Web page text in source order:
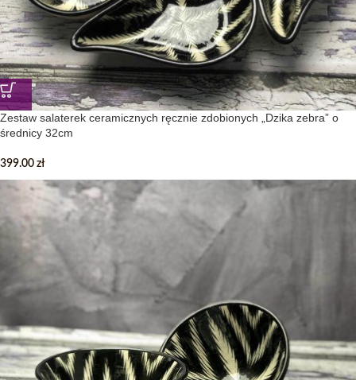
Zestaw salaterek ceramicznych ręcznie zdobionych „Dzika zebra” o
średnicy 32cm
399.00 zł